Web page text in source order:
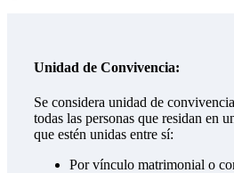
Unidad de Convivencia:
Se considera unidad de
todas las personas que residan en
que estén unidas entre sí:
Por vínculo matrimonial o